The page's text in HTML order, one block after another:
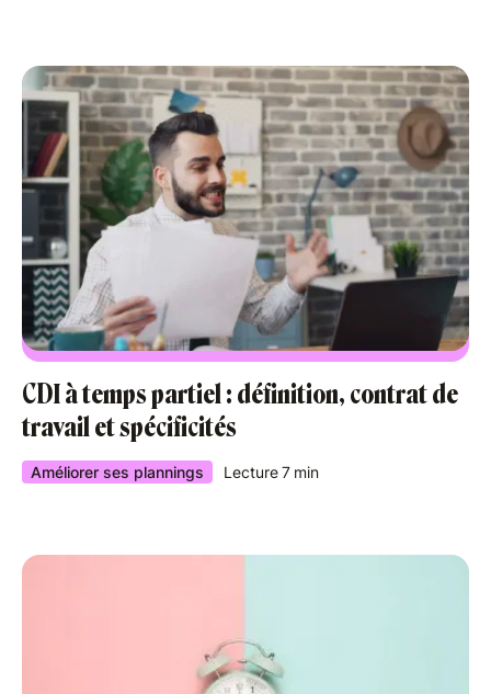
CDI à temps partiel : définition, contrat de
travail et spécificités
Améliorer ses plannings Lecture7 min